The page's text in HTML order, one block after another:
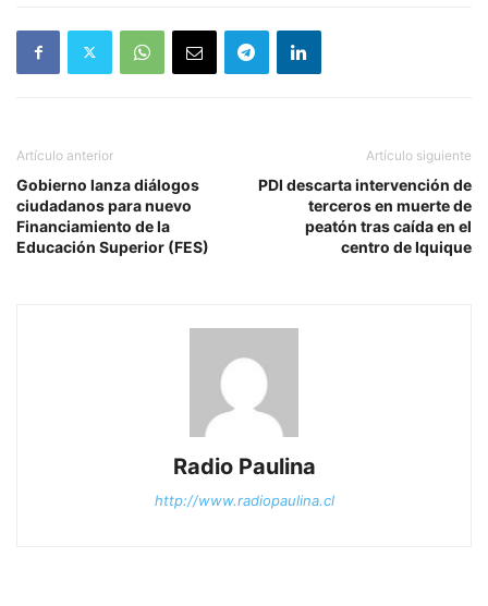
Artículo anterior
Gobierno lanza diálogos
ciudadanos para nuevo
Financiamiento de la
Educación Superior (FES)
Artículo siguiente
PDI descarta intervención de
terceros en muerte de
peatón tras caída en el
centro de Iquique
Radio Paulina
http://www.radiopaulina.cl